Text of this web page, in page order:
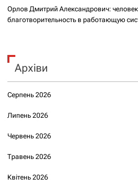
Орлов Дмитрий Александрович:
благотворительность в работающую
Архіви
Серпень 2026
Липень 2026
Червень 2026
Травень 2026
Квітень 2026